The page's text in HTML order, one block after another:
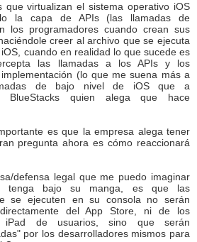
que virtualizan el sistema operativo iOS
la capa de APIs (las llamadas de
los programadores cuando crean sus
creer al archivo que se ejecuta
cuando en realidad lo que sucede es
las llamadas a los APIs y los
(lo que me suena más a
de bajo nivel de iOS que a
BlueStacks quien alega que hace
es que la empresa alega tener
pregunta ahora es cómo reaccionará
defensa legal que me puedo imaginar
tenga bajo su manga, es que las
se ejecuten en su consola no serán
del App Store, ni de los
iPad de usuarios, sino que serán
por los desarrolladores mismos para